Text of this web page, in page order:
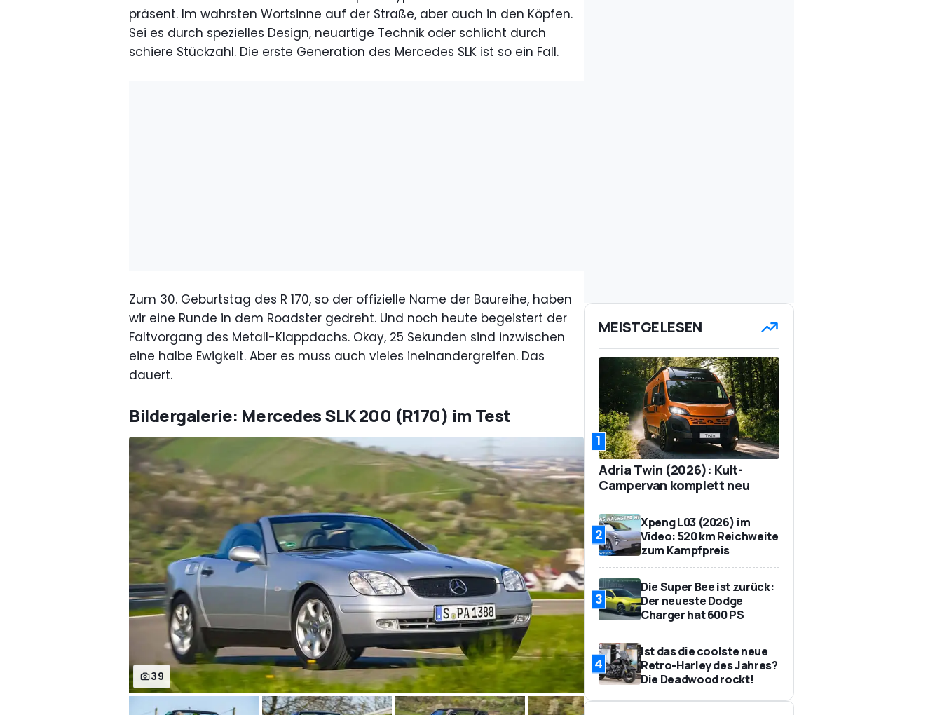
präsent. Im wahrsten Wortsinne auf der Straße, aber auch in den Köpfen.
Sei es durch spezielles Design, neuartige Technik oder schlicht durch
schiere Stückzahl. Die erste Generation des Mercedes SLK ist so ein Fall.
Zum 30. Geburtstag des R 170, so der offizielle Name der Baureihe, haben
wir eine Runde in dem Roadster gedreht. Und noch heute begeistert der
Faltvorgang des Metall-Klappdachs. Okay, 25 Sekunden sind inzwischen
eine halbe Ewigkeit. Aber es muss auch vieles ineinandergreifen. Das
dauert.
Bildergalerie: Mercedes SLK 200 (R170) im Test
39
MEISTGELESEN
1
Adria Twin (2026): Kult-
Campervan komplett neu
2
Xpeng L03 (2026) im
Video: 520 km Reichweite
zum Kampfpreis
3
Die Super Bee ist zurück:
Der neueste Dodge
Charger hat 600 PS
4
Ist das die coolste neue
Retro-Harley des Jahres?
Die Deadwood rockt!